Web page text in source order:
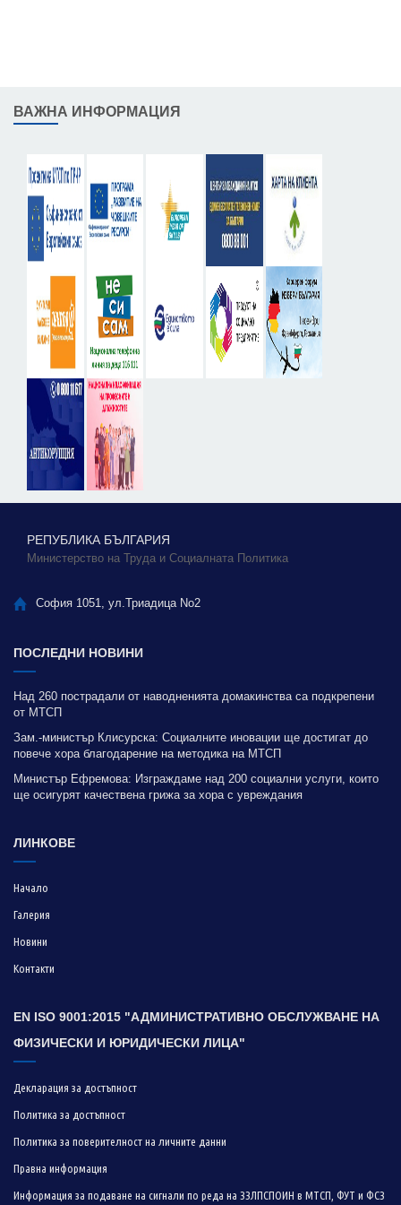
ВАЖНА ИНФОРМАЦИЯ
РЕПУБЛИКА БЪЛГАРИЯ
Министерство на Труда и Социалната Политика
София 1051, ул.Триадица No2
ПОСЛЕДНИ НОВИНИ
Над 260 пострадали от наводненията домакинства са подкрепени
от МТСП
Зам.-министър Клисурска: Социалните иновации ще достигат до
повече хора благодарение на методика на МТСП
Министър Ефремова: Изграждаме над 200 социални услуги, които
ще осигурят качествена грижа за хора с увреждания
ЛИНКОВЕ
Начало
Галерия
Новини
Контакти
EN ISO 9001:2015 "АДМИНИСТРАТИВНО ОБСЛУЖВАНЕ НА
ФИЗИЧЕСКИ И ЮРИДИЧЕСКИ ЛИЦА"
Декларация за достъпност
Политика за достъпност
Политика за поверителност на личните данни
Правна информация
Информация за подаване на сигнали по реда на ЗЗЛПСПОИН в МТСП, ФУТ и ФСЗ